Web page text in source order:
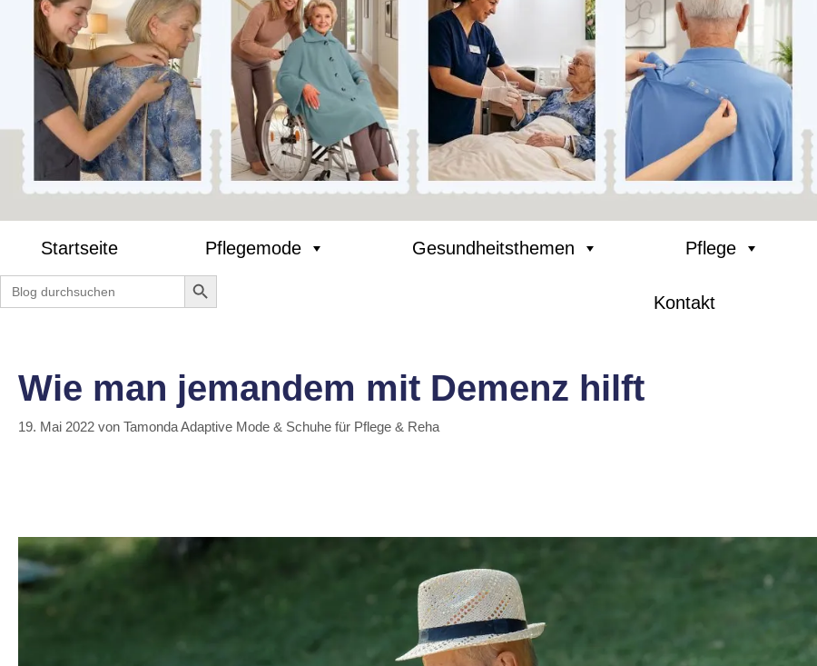
Startseite Pflegemode Gesundheitsthemen Pflege
Kontakt
Search
for:
Search Button
Wie man jemandem mit Demenz hilft
19. Mai 2022 von Tamonda Adaptive Mode & Schuhe für Pflege & Reha